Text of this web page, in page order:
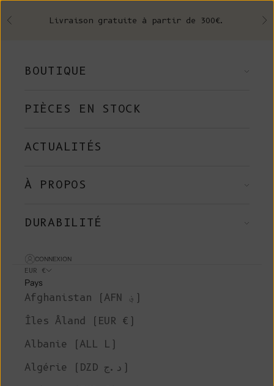
Précédent Livraison gratuite à partir de 300€.
BOUTIQUE
PIÈCES EN STOCK
ACTUALITÉS
À PROPOS
DURABILITÉ
CONNEXION
EUR €
Pays
Afghanistan (AFN ؋)
Îles Åland (EUR €)
Albanie (ALL L)
Algérie (DZD د.ج)